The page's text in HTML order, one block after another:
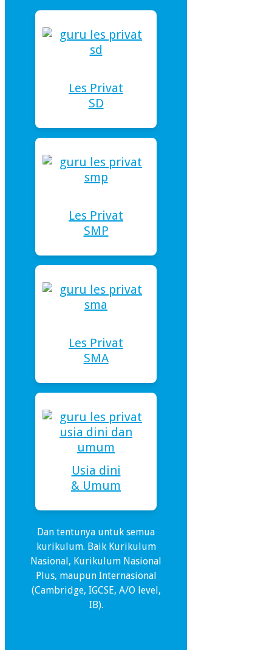
Les Privat
SD
Les Privat
SMP
Les Privat
SMA
Usia dini
& Umum
Dan tentunya untuk semua
kurikulum. Baik Kurikulum
Nasional, Kurikulum Nasional
Plus, maupun Internasional
(Cambridge, IGCSE, A/O level,
IB).